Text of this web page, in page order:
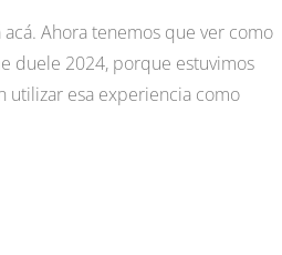
Ahora tenemos que ver como
duele 2024, porque estuvimos
utilizar esa experiencia como